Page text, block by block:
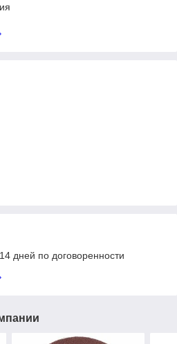
дней по договоренности